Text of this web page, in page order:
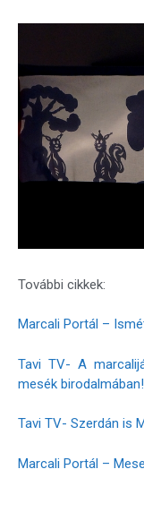
További cikkek:
Marcali Portál –
Tavi TV- A
mesék birodalmában!
Tavi TV- Szerdán is
Marcali Portál –